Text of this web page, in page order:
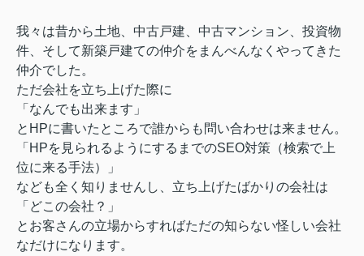
我々は昔から土地、中古戸建、中古マンション、投資物
件、そして新築戸建ての仲介をまんべんなくやってきた
仲介でした。
ただ会社を立ち上げた際に
「なんでも出来ます」
とHPに書いたところで誰からも問い合わせは来ません。
「HPを見られるようにするまでのSEO対策（検索で上
位に来る手法）」
なども全く知りませんし、立ち上げたばかりの会社は
「どこの会社？」
とお客さんの立場からすればただの知らない怪しい会社
なだけになります。